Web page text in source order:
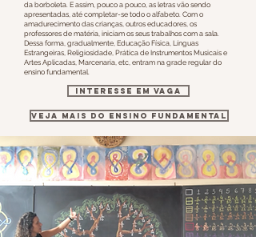
da borboleta. E assim, pouco a pouco, as letras vão sendo
apresentadas, até completar-se todo o alfabeto. Com o
amadurecimento das crianças, outros educadores, os
professores de matéria, iniciam os seus trabalhos com a sala.
Dessa forma, gradualmente, Educação Física, Línguas
Estrangeiras, Religiosidade, Prática de Instrumentos Musicais e
Artes Aplicadas, Marcenaria, etc, entram na grade regular do
ensino fundamental.
INTERESSE EM VAGA
VEJA MAIS DO ENSINO FUNDAMENTAL